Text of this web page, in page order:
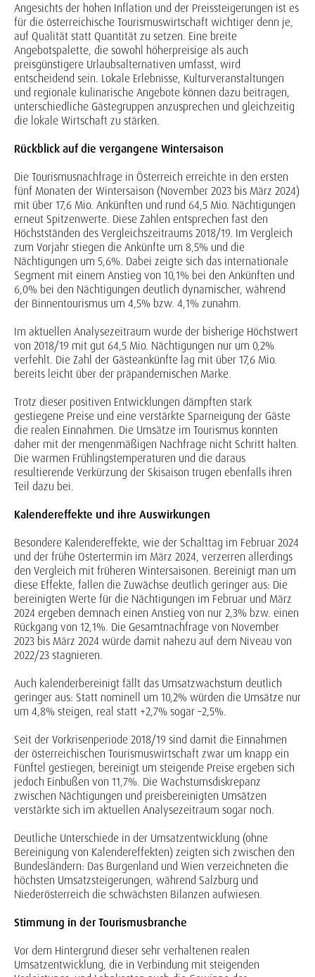
Angesichts der hohen Inflation und der Preissteigerungen ist es
für die österreichische Tourismuswirtschaft wichtiger denn je,
auf Qualität statt Quantität zu setzen. Eine breite
Angebotspalette, die sowohl höherpreisige als auch
preisgünstigere Urlaubsalternativen umfasst, wird
entscheidend sein. Lokale Erlebnisse, Kulturveranstaltungen
und regionale kulinarische Angebote können dazu beitragen,
unterschiedliche Gästegruppen anzusprechen und gleichzeitig
die lokale Wirtschaft zu stärken.
Rückblick auf die vergangene Wintersaison
Die Tourismusnachfrage in Österreich erreichte in den ersten
fünf Monaten der Wintersaison (November 2023 bis März 2024)
mit über 17,6 Mio. Ankünften und rund 64,5 Mio. Nächtigungen
erneut Spitzenwerte. Diese Zahlen entsprechen fast den
Höchstständen des Vergleichszeitraums 2018/19. Im Vergleich
zum Vorjahr stiegen die Ankünfte um 8,5% und die
Nächtigungen um 5,6%. Dabei zeigte sich das internationale
Segment mit einem Anstieg von 10,1% bei den Ankünften und
6,0% bei den Nächtigungen deutlich dynamischer, während
der Binnentourismus um 4,5% bzw. 4,1% zunahm.
Im aktuellen Analysezeitraum wurde der bisherige Höchstwert
von 2018/19 mit gut 64,5 Mio. Nächtigungen nur um 0,2%
verfehlt. Die Zahl der Gästeankünfte lag mit über 17,6 Mio.
bereits leicht über der präpandemischen Marke.
Trotz dieser positiven Entwicklungen dämpften stark
gestiegene Preise und eine verstärkte Sparneigung der Gäste
die realen Einnahmen. Die Umsätze im Tourismus konnten
daher mit der mengenmäßigen Nachfrage nicht Schritt halten.
Die warmen Frühlingstemperaturen und die daraus
resultierende Verkürzung der Skisaison trugen ebenfalls ihren
Teil dazu bei.
Kalendereffekte und ihre Auswirkungen
Besondere Kalendereffekte, wie der Schalttag im Februar 2024
und der frühe Ostertermin im März 2024, verzerren allerdings
den Vergleich mit früheren Wintersaisonen. Bereinigt man um
diese Effekte, fallen die Zuwächse deutlich geringer aus: Die
bereinigten Werte für die Nächtigungen im Februar und März
2024 ergeben demnach einen Anstieg von nur 2,3% bzw. einen
Rückgang von 12,1%. Die Gesamtnachfrage von November
2023 bis März 2024 würde damit nahezu auf dem Niveau von
2022/23 stagnieren.
Auch kalenderbereinigt fällt das Umsatzwachstum deutlich
geringer aus: Statt nominell um 10,2% würden die Umsätze nur
um 4,8% steigen, real statt +2,7% sogar –2,5%.
Seit der Vorkrisenperiode 2018/19 sind damit die Einnahmen
der österreichischen Tourismuswirtschaft zwar um knapp ein
Fünftel gestiegen, bereinigt um steigende Preise ergeben sich
jedoch Einbußen von 11,7%. Die Wachstumsdiskrepanz
zwischen Nächtigungen und preisbereinigten Umsätzen
verstärkte sich im aktuellen Analysezeitraum sogar noch.
Deutliche Unterschiede in der Umsatzentwicklung (ohne
Bereinigung von Kalendereffekten) zeigten sich zwischen den
Bundesländern: Das Burgenland und Wien verzeichneten die
höchsten Umsatzsteigerungen, während Salzburg und
Niederösterreich die schwächsten Bilanzen aufwiesen.
Stimmung in der Tourismusbranche
Vor dem Hintergrund dieser sehr verhaltenen realen
Umsatzentwicklung, die in Verbindung mit steigenden